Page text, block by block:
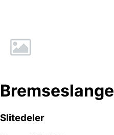
Bremseslange
Slitedeler